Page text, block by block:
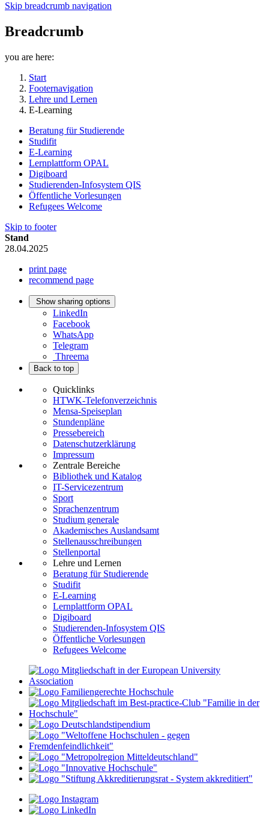
Skip breadcrumb navigation
Breadcrumb
you are here:
Start
Footernavigation
Lehre und Lernen
E-Learning
Beratung für Studierende
Studifit
E-Learning
Lernplattform OPAL
Digiboard
Studierenden-Infosystem QIS
Öffentliche Vorlesungen
Refugees Welcome
Skip to footer
Stand
28.04.2025
print page
recommend page
Show sharing options
LinkedIn
Facebook
WhatsApp
Telegram
Threema
Back to top
Quicklinks
HTWK-Telefonverzeichnis
Mensa-Speiseplan
Stundenpläne
Pressebereich
Datenschutzerklärung
Impressum
Zentrale Bereiche
Bibliothek und Katalog
IT-Servicezentrum
Sport
Sprachenzentrum
Studium generale
Akademisches Auslandsamt
Stellenausschreibungen
Stellenportal
Lehre und Lernen
Beratung für Studierende
Studifit
E-Learning
Lernplattform OPAL
Digiboard
Studierenden-Infosystem QIS
Öffentliche Vorlesungen
Refugees Welcome